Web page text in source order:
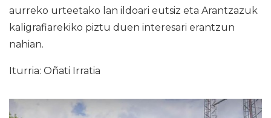
aurreko urteetako lan ildoari eutsiz eta Arantzazuk
kaligrafiarekiko piztu duen interesari erantzun
nahian.
Iturria: Oñati Irratia